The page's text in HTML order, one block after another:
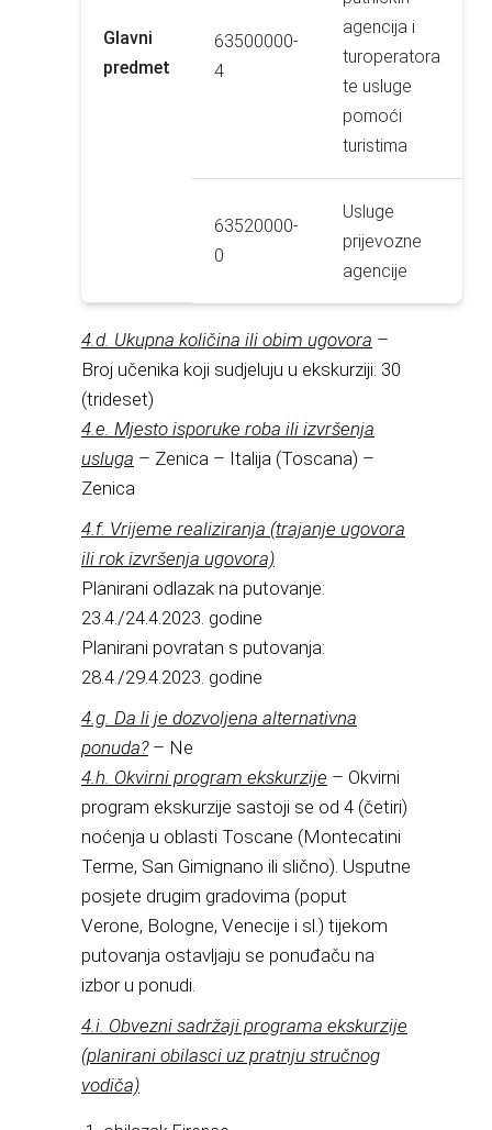
Glavni
predmet
63500000-
4
agencija i
turoperatora
te usluge
pomoći
turistima
63520000-
0
Usluge
prijevozne
agencije
4.d. Ukupna količina ili obim ugovora –
Broj učenika koji sudjeluju u ekskurziji: 30
(trideset)
4.e. Mjesto isporuke roba ili izvršenja
usluga – Zenica – Italija (Toscana) –
Zenica
4.f. Vrijeme realiziranja (trajanje ugovora
ili rok izvršenja ugovora)
Planirani odlazak na putovanje:
23.4./24.4.2023. godine
Planirani povratan s putovanja:
28.4./29.4.2023. godine
4.g. Da li je dozvoljena alternativna
ponuda?– Ne
4.h. Okvirni program ekskurzije – Okvirni
program ekskurzije sastoji se od 4 (četiri)
noćenja u oblasti Toscane (Montecatini
Terme, San Gimignano ili slično). Usputne
posjete drugim gradovima (poput
Verone, Bologne, Venecije i sl.) tijekom
putovanja ostavljaju se ponuđaču na
izbor u ponudi.
4.i. Obvezni sadržaji programa ekskurzije
(planirani obilasci uz pratnju stručnog
vodiča)